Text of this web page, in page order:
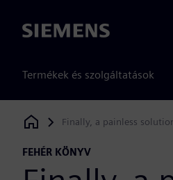
Siemens
Termékek és szolgáltatások
Siemens Digital Industries
Finally, a painless
FEHÉR KÖNYV